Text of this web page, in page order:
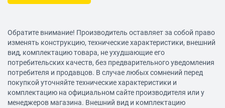
Обратите внимание! Производитель оставляет за собой право
изменять конструкцию, технические характеристики, внешний
вид, комплектацию товара, не ухудшающие его
потребительских качеств, без предварительного уведомления
потребителя и продавцов. В случае любых сомнений перед
покупкой уточняйте технические характеристики и
комплектацию на официальном сайте производителя или у
менеджеров магазина. Внешний вид и комплектацию